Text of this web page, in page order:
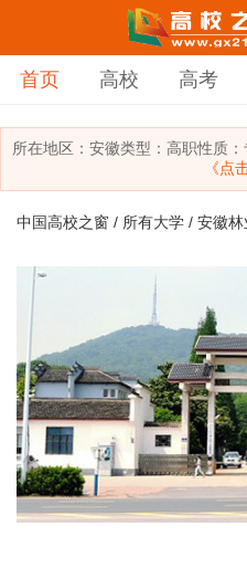
首页 高校 高考
所在地区： 安徽类型： 高职性质：
《点
中国高校之窗 / 所有大学 / 安徽林